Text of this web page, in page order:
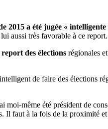
2015 a été jugée «
aussi très favorable à ce report.
des élections régionales
de faire des élections
moi-même été président de
Il faut à la fois de la proximité